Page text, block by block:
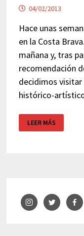
04/02/2013
Hace unas
en la Costa
mañana y, tras
recomendación
decidimos
histórico-
LA
MARGARITA
LEER MÁS